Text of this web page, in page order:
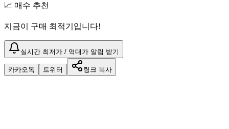
📈 매수 추천
지금이 구매 최적기입니다!
실시간 최저가 / 역대가 알림 받기
카카오톡 트위터 링크 복사